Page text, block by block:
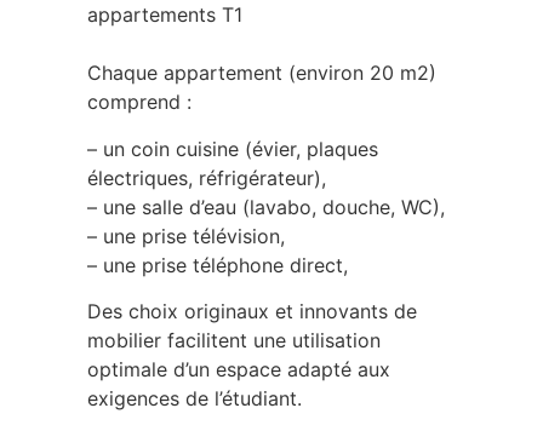
appartements T1
Chaque appartement (environ 20 m2)
comprend :
– un coin cuisine (évier, plaques
électriques, réfrigérateur),
– une salle d’eau (lavabo, douche, WC),
– une prise télévision,
– une prise téléphone direct,
Des choix originaux et innovants de
mobilier facilitent une utilisation
optimale d’un espace adapté aux
exigences de l’étudiant.